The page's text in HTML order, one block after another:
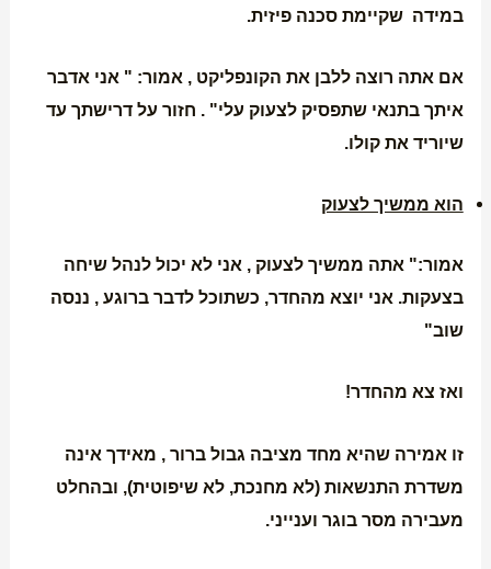
במידה שקיימת סכנה פיזית.
אם אתה רוצה ללבן את הקונפליקט , אמור: " אני אדבר
איתך בתנאי שתפסיק לצעוק עלי" . חזור על דרישתך עד
שיוריד את קולו.
הוא ממשיך לצעוק
אמור:" אתה ממשיך לצעוק , אני לא יכול לנהל שיחה
בצעקות. אני יוצא מהחדר, כשתוכל לדבר ברוגע , ננסה
שוב"
ואז צא מהחדר!
זו אמירה שהיא מחד מציבה גבול ברור , מאידך אינה
משדרת התנשאות (לא מחנכת, לא שיפוטית), ובהחלט
מעבירה מסר בוגר וענייני.